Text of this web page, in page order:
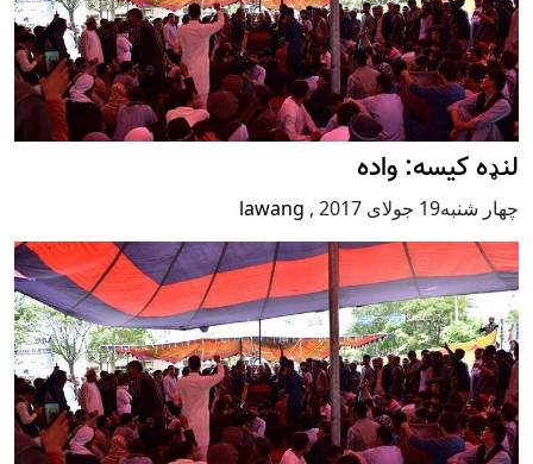
لنډه کیسه: واده
چهار شنبه19 جولای 2017 ,
lawang